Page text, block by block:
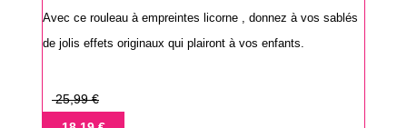
Avec ce rouleau à empreintes licorne , donnez à vos sablés
de jolis effets originaux qui plairont à vos enfants.
Prix
25,99 €
Prix